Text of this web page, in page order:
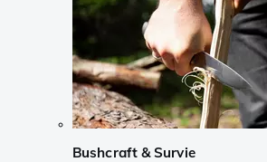
Bushcraft & Survie